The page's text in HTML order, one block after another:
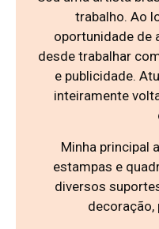
trabalho. Ao
oportunidade de
desde trabalhar
e publicidade.
inteiramente
Minha principal
estampas e
diversos
decoração,